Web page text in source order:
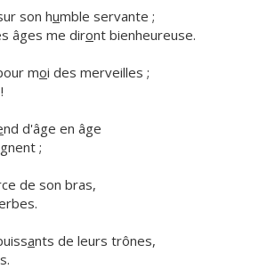
son humble servante ;
âges me diront bienheureuse.
moi des merveilles ;
nd d'âge en âge
;
de son bras,
ants de leurs trônes,